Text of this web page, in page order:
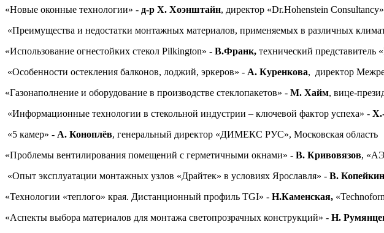
«Новые оконные технологии» - д-р Х. Хоэнштайн, директор «Dr.Hohenstein
«Преимущества и недостатки монтажных материалов, применяемых в различных
«Использование огнестойких стекол Pilkington» - В.Франк, технический
«Особенности остекления балконов, лоджий, эркеров» - А. Куренкова, директор
«Газонаполнение и оборудование в производстве стеклопакетов» - М. Хайм, вице-
«Информационные технологии в стекольной индустрии – ключевой фактор успеха» -
«5 камер» - А. Коноплёв, генеральный директор «ДИМЕКС РУС», Московская область
«Проблемы вентилирования помещений с герметичными окнами» - В. Кривовязов,
«Опыт эксплуатации монтажных узлов «Драйтек» в условиях Ярославля» - В. Копейкин
«Технологии «теплого» края. Дистанционный профиль TGI» - Н.Каменская,
«Аспекты выбора материалов для монтажа светопрозрачных конструкций» - Н.